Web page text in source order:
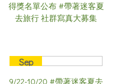
2020
得獎名單公布 #帶著迷客夏
去旅行 社群寫真大募集
Sep
2020
9/22-10/20 #帶著迷客夏去